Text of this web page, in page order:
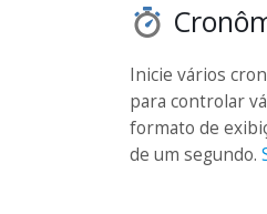
Inicie vários
para controlar
formato de
de um segundo.